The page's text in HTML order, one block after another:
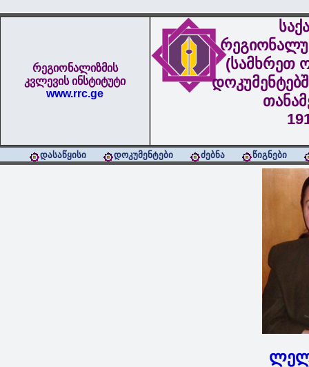
რეგიონალიზმის
კვლევის ინსტიტუტი
www.rrc.ge
(სამხრეთ
დასაწყისი დოკუმენტები ძებნა წიგნები